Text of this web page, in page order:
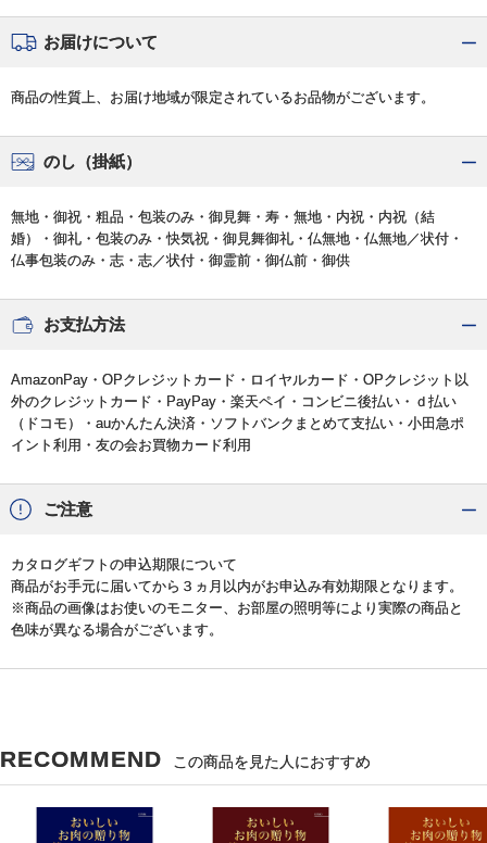
お届けについて
商品の性質上、お届け地域が限定されているお品物がございます。
のし（掛紙）
無地・御祝・粗品・包装のみ・御見舞・寿・無地・内祝・内祝（結
婚）・御礼・包装のみ・快気祝・御見舞御礼・仏無地・仏無地／状付・
仏事包装のみ・志・志／状付・御霊前・御仏前・御供
お支払方法
AmazonPay・OPクレジットカード・ロイヤルカード・OPクレジット以
外のクレジットカード・PayPay・楽天ペイ・コンビニ後払い・ｄ払い
（ドコモ）・auかんたん決済・ソフトバンクまとめて支払い・小田急ポ
イント利用・友の会お買物カード利用
ご注意
カタログギフトの申込期限について
商品がお手元に届いてから３ヵ月以内がお申込み有効期限となります。
※商品の画像はお使いのモニター、お部屋の照明等により実際の商品と
色味が異なる場合がございます。
RECOMMEND この商品を見た人におすすめ